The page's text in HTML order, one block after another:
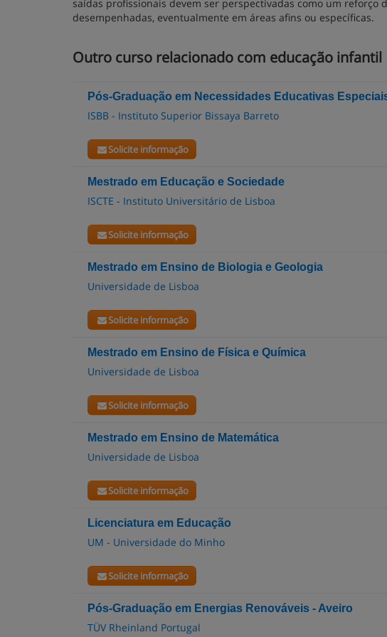
saídas profissionais devem ser perspectivadas como um
desempenhadas, eventualmente em áreas afins ou específicas.
Outro curso relacionado com educação infantil
Pós-Graduação em Necessidades Educativas
ISBB - Instituto Superior Bissaya Barreto
Solicite informação
Mestrado em Educação e Sociedade
ISCTE - Instituto Universitário de Lisboa
Solicite informação
Mestrado em Ensino de Biologia e Geologia
Universidade de Lisboa
Solicite informação
Mestrado em Ensino de Física e Química
Universidade de Lisboa
Solicite informação
Mestrado em Ensino de Matemática
Universidade de Lisboa
Solicite informação
Licenciatura em Educação
UM - Universidade do Minho
Solicite informação
Pós-Graduação em Energias Renováveis - Aveiro
TÜV Rheinland Portugal